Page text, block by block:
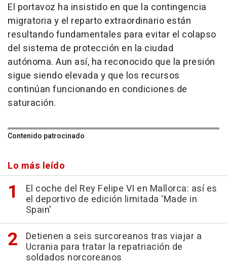
El portavoz ha insistido en que la contingencia
migratoria y el reparto extraordinario están
resultando fundamentales para evitar el colapso
del sistema de protección en la ciudad
autónoma. Aun así, ha reconocido que la presión
sigue siendo elevada y que los recursos
continúan funcionando en condiciones de
saturación.
Contenido patrocinado
Lo más leído
El coche del Rey Felipe VI en Mallorca: así es
el deportivo de edición limitada 'Made in
Spain'
Detienen a seis surcoreanos tras viajar a
Ucrania para tratar la repatriación de
soldados norcoreanos